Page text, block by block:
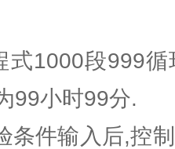
式1000段999
99小时99分.
条件输入后,控